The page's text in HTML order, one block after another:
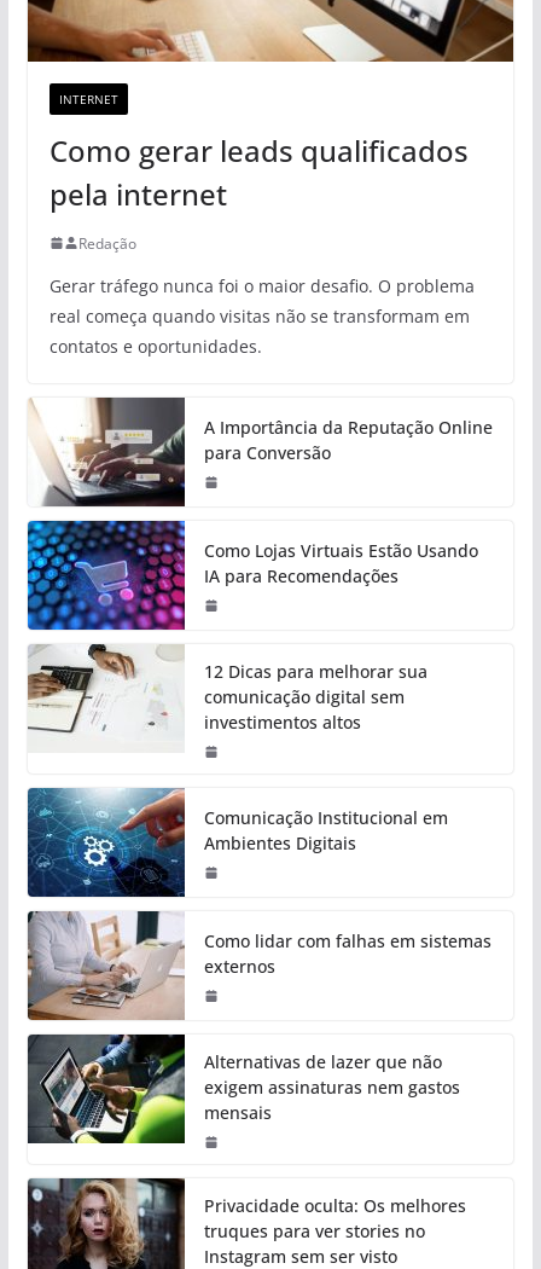
INTERNET
Como gerar leads qualificados
pela internet
Redação
Gerar tráfego nunca foi o maior desafio. O problema
real começa quando visitas não se transformam em
contatos e oportunidades.
A Importância da Reputação Online
para Conversão
Como Lojas Virtuais Estão Usando
IA para Recomendações
12 Dicas para melhorar sua
comunicação digital sem
investimentos altos
Comunicação Institucional em
Ambientes Digitais
Como lidar com falhas em sistemas
externos
Alternativas de lazer que não
exigem assinaturas nem gastos
mensais
Privacidade oculta: Os melhores
truques para ver stories no
Instagram sem ser visto